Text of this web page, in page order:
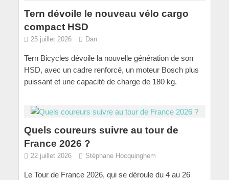
Tern dévoile le nouveau vélo cargo
compact HSD
25 juillet 2026 Dan
Tern Bicycles dévoile la nouvelle génération de son
HSD, avec un cadre renforcé, un moteur Bosch plus
puissant et une capacité de charge de 180 kg.
Quels coureurs suivre au tour de
France 2026 ?
22 juillet 2026 Stéphane Hocquinghem
Le Tour de France 2026, qui se déroule du 4 au 26